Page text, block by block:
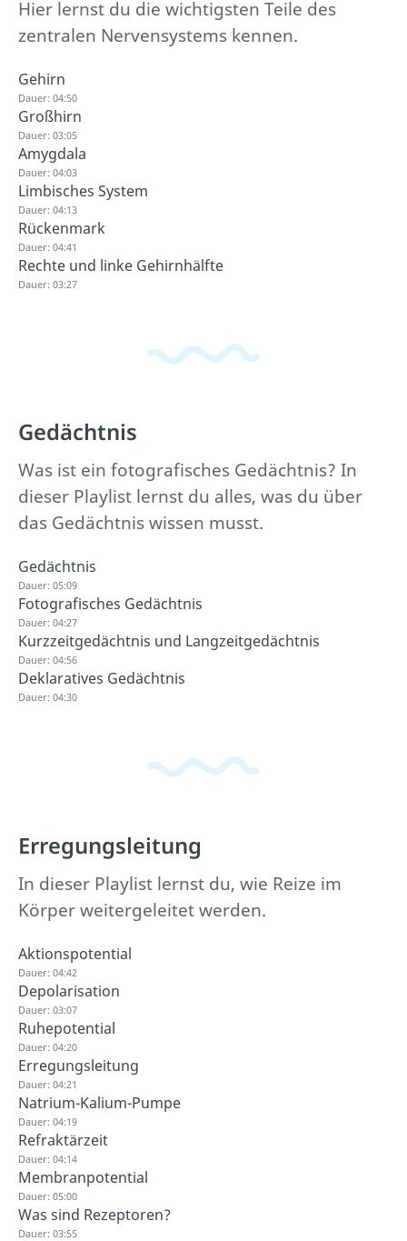
Hier lernst du die wichtigsten Teile des
zentralen Nervensystems kennen.
Gehirn
Dauer: 04:50
Großhirn
Dauer: 03:05
Amygdala
Dauer: 04:03
Limbisches System
Dauer: 04:13
Rückenmark
Dauer: 04:41
Rechte und linke Gehirnhälfte
Dauer: 03:27
Gedächtnis
Was ist ein fotografisches Gedächtnis? In
dieser Playlist lernst du alles, was du über
das Gedächtnis wissen musst.
Gedächtnis
Dauer: 05:09
Fotografisches Gedächtnis
Dauer: 04:27
Kurzzeitgedächtnis und Langzeitgedächtnis
Dauer: 04:56
Deklaratives Gedächtnis
Dauer: 04:30
Erregungsleitung
In dieser Playlist lernst du, wie Reize im
Körper weitergeleitet werden.
Aktionspotential
Dauer: 04:42
Depolarisation
Dauer: 03:07
Ruhepotential
Dauer: 04:20
Erregungsleitung
Dauer: 04:21
Natrium-Kalium-Pumpe
Dauer: 04:19
Refraktärzeit
Dauer: 04:14
Membranpotential
Dauer: 05:00
Was sind Rezeptoren?
Dauer: 03:55